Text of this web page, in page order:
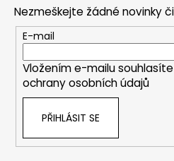
Nezmeškejte žádné novinky
E-mail
Vložením e-mailu
ochrany osobních údajů
PŘIHLÁSIT SE